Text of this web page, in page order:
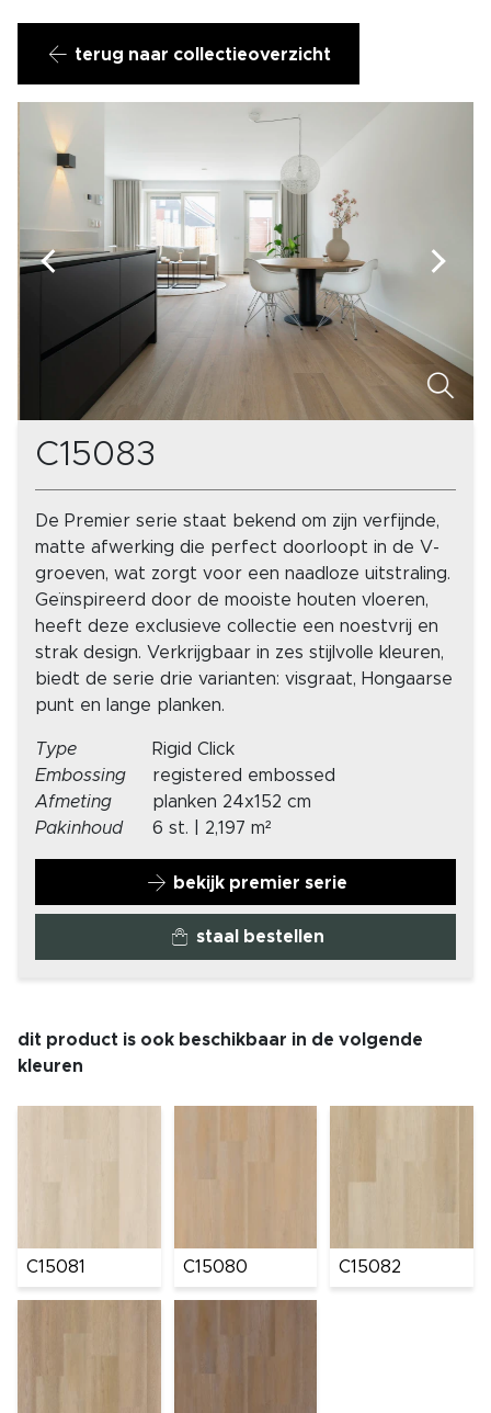
terug naar collectieoverzicht
C15083
De Premier serie staat bekend om zijn verfijnde,
matte afwerking die perfect doorloopt in de V-
groeven, wat zorgt voor een naadloze uitstraling.
Geïnspireerd door de mooiste houten vloeren,
heeft deze exclusieve collectie een noestvrij en
strak design. Verkrijgbaar in zes stijlvolle kleuren,
biedt de serie drie varianten: visgraat, Hongaarse
punt en lange planken.
Type
Rigid Click
Embossing
registered embossed
Afmeting
planken 24x152 cm
Pakinhoud
6 st. | 2,197 m²
bekijk premier serie
staal bestellen
dit product is ook beschikbaar in de volgende
kleuren
C15081 C15080 C15082